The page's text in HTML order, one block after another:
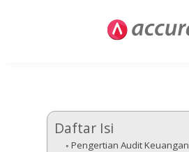
Daftar Isi
Pengertian Audit Keuangan